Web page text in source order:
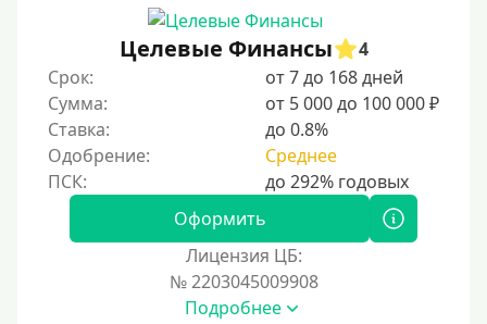
Целевые Финансы
4
Срок:
от 7 до 168 дней
Сумма:
от 5 000 до 100 000 ₽
Ставка:
до 0.8%
Одобрение:
Среднее
Оформить
Лицензия ЦБ:
№ 2203045009908
Подробнее